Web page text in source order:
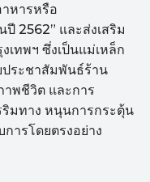
หารหรือ
ปี 2562” และส่งเสริม
ทพฯ ซึ่งเป็นแม่เหล็ก
ประชาสัมพันธ์ร้าน
พชีวิต และการ
มทาง หนุนการกระตุ้น
ารโดยตรงอย่าง